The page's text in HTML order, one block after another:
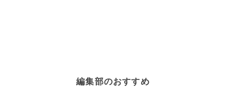
編集部のおすすめ